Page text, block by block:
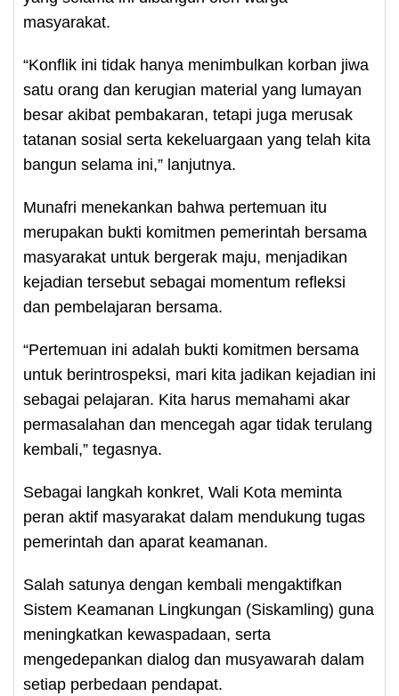
masyarakat.
“Konflik ini tidak hanya menimbulkan korban jiwa
satu orang dan kerugian material yang lumayan
besar akibat pembakaran, tetapi juga merusak
tatanan sosial serta kekeluargaan yang telah kita
bangun selama ini,” lanjutnya.
Munafri menekankan bahwa pertemuan itu
merupakan bukti komitmen pemerintah bersama
masyarakat untuk bergerak maju, menjadikan
kejadian tersebut sebagai momentum refleksi
dan pembelajaran bersama.
“Pertemuan ini adalah bukti komitmen bersama
untuk berintrospeksi, mari kita jadikan kejadian ini
sebagai pelajaran. Kita harus memahami akar
permasalahan dan mencegah agar tidak terulang
kembali,” tegasnya.
Sebagai langkah konkret, Wali Kota meminta
peran aktif masyarakat dalam mendukung tugas
pemerintah dan aparat keamanan.
Salah satunya dengan kembali mengaktifkan
Sistem Keamanan Lingkungan (Siskamling) guna
meningkatkan kewaspadaan, serta
mengedepankan dialog dan musyawarah dalam
setiap perbedaan pendapat.